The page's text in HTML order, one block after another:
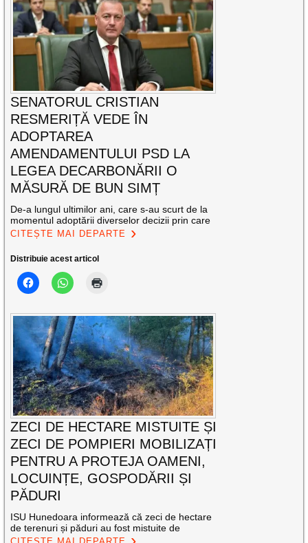
SENATORUL CRISTIAN
RESMERIȚĂ VEDE ÎN
ADOPTAREA
AMENDAMENTULUI PSD LA
LEGEA DECARBONĂRII O
MĂSURĂ DE BUN SIMȚ
De-a lungul ultimilor ani, care s-au scurt de la
momentul adoptării diverselor decizii prin care
CITEȘTE MAI DEPARTE
Distribuie acest articol
ZECI DE HECTARE MISTUITE ȘI
ZECI DE POMPIERI MOBILIZAȚI
PENTRU A PROTEJA OAMENI,
LOCUINȚE, GOSPODĂRII ȘI
PĂDURI
ISU Hunedoara informează că zeci de hectare
de terenuri și păduri au fost mistuite de